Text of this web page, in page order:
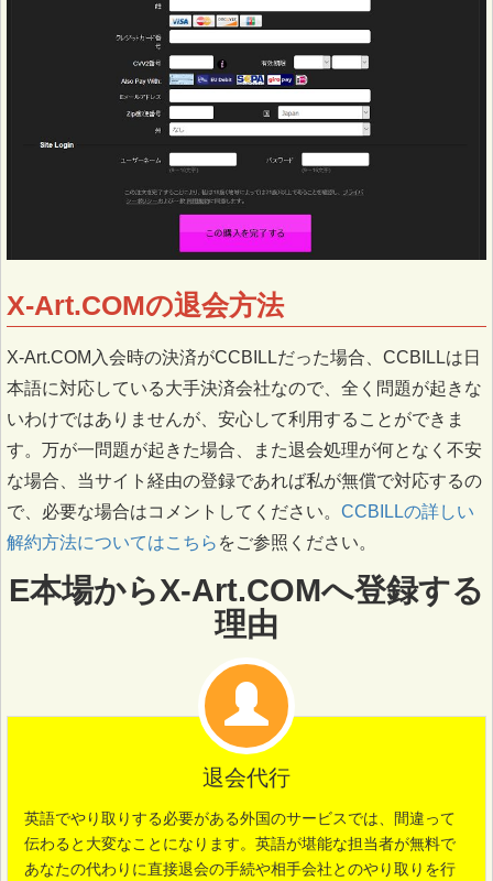
X-Art.COMの退会方法
X-Art.COM入会時の決済がCCBILLだった場合、CCBILLは日
本語に対応している大手決済会社なので、全く問題が起きな
いわけではありませんが、安心して利用することができま
す。万が一問題が起きた場合、また退会処理が何となく不安
な場合、当サイト経由の登録であれば私が無償で対応するの
で、必要な場合はコメントしてください。 CCBILLの詳しい
解約方法についてはこちら をご参照ください。
E本場からX-Art.COMへ登録する
理由
退会代行
英語でやり取りする必要がある外国のサービスでは、間違って
伝わると大変なことになります。英語が堪能な担当者が無料で
あなたの代わりに直接退会の手続や相手会社とのやり取りを行